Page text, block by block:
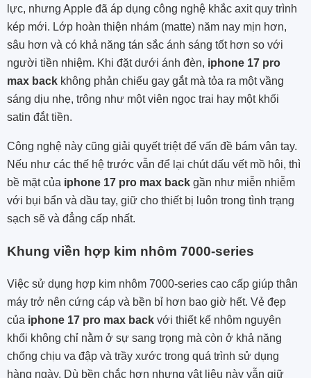
lực, nhưng Apple đã áp dụng công nghệ khắc axit quy trình
kép mới. Lớp hoàn thiện nhám (matte) năm nay mịn hơn,
sâu hơn và có khả năng tán sắc ánh sáng tốt hơn so với
người tiền nhiệm. Khi đặt dưới ánh đèn, iphone 17 pro
max back không phản chiếu gay gắt mà tỏa ra một vầng
sáng dịu nhẹ, trông như một viên ngọc trai hay một khối
satin đắt tiền.
Công nghệ này cũng giải quyết triệt để vấn đề bám vân tay.
Nếu như các thế hệ trước vẫn để lại chút dấu vết mồ hôi, thì
bề mặt của iphone 17 pro max back gần như miễn nhiễm
với bụi bẩn và dầu tay, giữ cho thiết bị luôn trong tình trạng
sạch sẽ và đẳng cấp nhất.
Khung viền hợp kim nhôm 7000-series
Việc sử dụng hợp kim nhôm 7000-series cao cấp giúp thân
máy trở nên cứng cáp và bền bỉ hơn bao giờ hết. Vẻ đẹp
của iphone 17 pro max back với thiết kế nhôm nguyên
khối không chỉ nằm ở sự sang trọng mà còn ở khả năng
chống chịu va đập và trầy xước trong quá trình sử dụng
hàng ngày. Dù bền chắc hơn nhưng vật liệu này vẫn giữ